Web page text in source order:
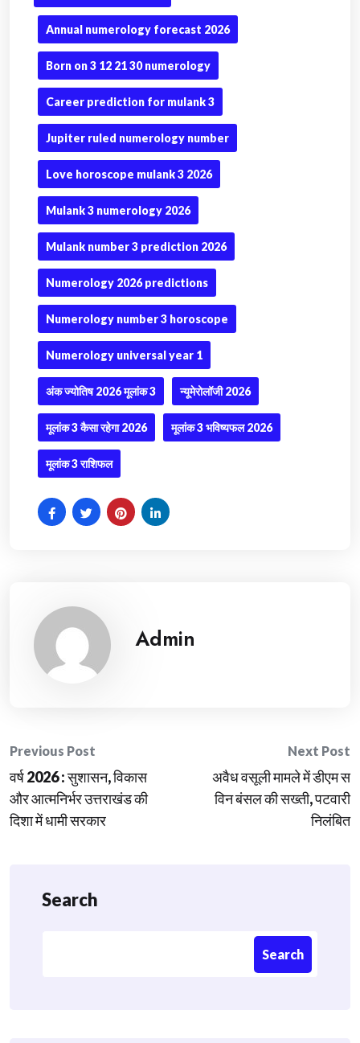
Annual numerology forecast 2026
Born on 3 12 21 30 numerology
Career prediction for mulank 3
Jupiter ruled numerology number
Love horoscope mulank 3 2026
Mulank 3 numerology 2026
Mulank number 3 prediction 2026
Numerology 2026 predictions
Numerology number 3 horoscope
Numerology universal year 1
अंक ज्योतिष 2026 मूलांक 3 न्यूमेरोलॉजी 2026
मूलांक 3 कैसा रहेगा 2026 मूलांक 3 भविष्यफल 2026
मूलांक 3 राशिफल
Admin
Post
navigation
Previous Post
वर्ष 2026 : सुशासन, विकास
और आत्मनिर्भर उत्तराखंड की
दिशा में धामी सरकार
Next Post
अवैध वसूली मामले में डीएम स
विन बंसल की सख्ती, पटवारी
निलंबित
Search
Search